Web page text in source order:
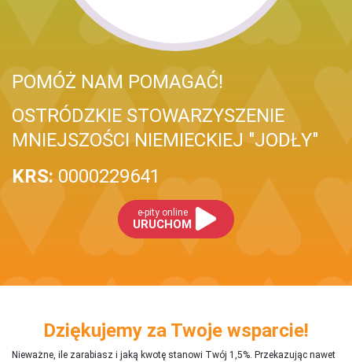
POMÓŻ NAM POMAGAĆ!
OSTRÓDZKIE STOWARZYSZENIE
MNIEJSZOŚCI NIEMIECKIEJ "JODŁY"
KRS: 0000229641
e-pity online
URUCHOM
Dziękujemy za Twoje wsparcie!
Nieważne, ile zarabiasz i jaką kwotę stanowi Twój 1,5%. Przekazując nawet